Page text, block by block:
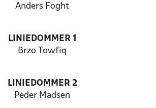
Anders Foght
LINIEDOMMER 1
Brzo Towfiq
LINIEDOMMER 2
Peder Madsen